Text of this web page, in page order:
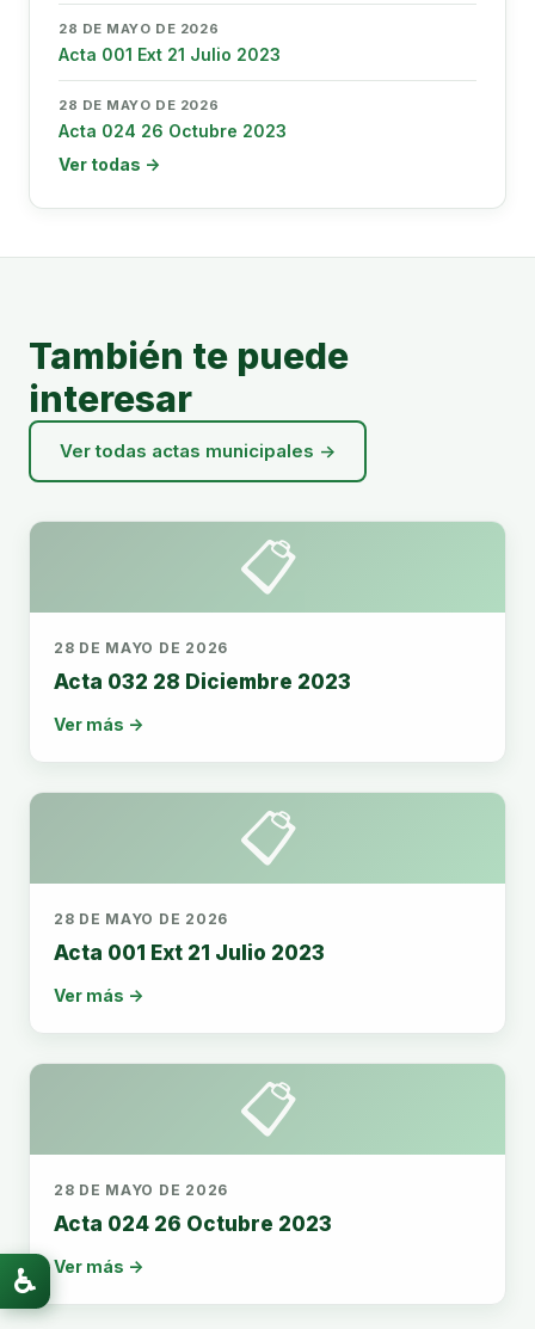
28 DE MAYO DE 2026
Acta 001 Ext 21 Julio 2023
28 DE MAYO DE 2026
Acta 024 26 Octubre 2023
Ver todas →
También te puede
interesar
Ver todas actas municipales →
📋
28 DE MAYO DE 2026
Acta 032 28 Diciembre 2023
Ver más →
📋
28 DE MAYO DE 2026
Acta 001 Ext 21 Julio 2023
Ver más →
📋
28 DE MAYO DE 2026
Acta 024 26 Octubre 2023
Ver más →
♿